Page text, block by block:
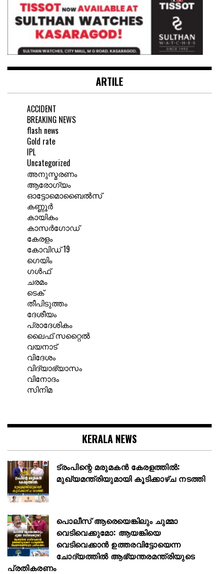
ARTILE
ACCIDENT
BREAKING NEWS
flash news
Gold rate
IPL
Uncategorized
അനുസ്മരണം
ആരോഗ്യം
ഓട്ടോമൊബൈൽസ്
കണ്ണൂർ
കായികം
കാസർഗോഡ്
കേരളം
കോവിഡ് 19
ഗെയിം
ഗൾഫ്
ചരമം
ടെക്
തീപിടുത്തം
ദേശീയം
പ്രാദേശികം
ലൈഫ് സറ്റൈൽ
വയനാട്
വിദേശം
വിദ്യാഭ്യാസം
വിനോദം
സിനിമ
KERALA NEWS
ട്രംപിന്റെ മരുമകൻ കേരളത്തിൽ:
മുഖ്യമന്ത്രിയുമായി കൂടിക്കാഴ്ച നടത്തി
പൊലീസ് ആരെയെങ്കിലും ചുമ്മാ
വെടിവെക്കുമോ: ആയങ്കിയെ
വെടിവെക്കാൻ ഉത്തരവിട്ടോയെന്ന
ചോദ്യത്തിൽ ആഭ്യന്തരമന്ത്രിയുടെ
പ്രതികരണം